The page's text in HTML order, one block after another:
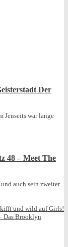
Der
Jenseits war lange
48 – Meet The
auch sein zweiter
und wild auf Girls!
Das Brooklyn